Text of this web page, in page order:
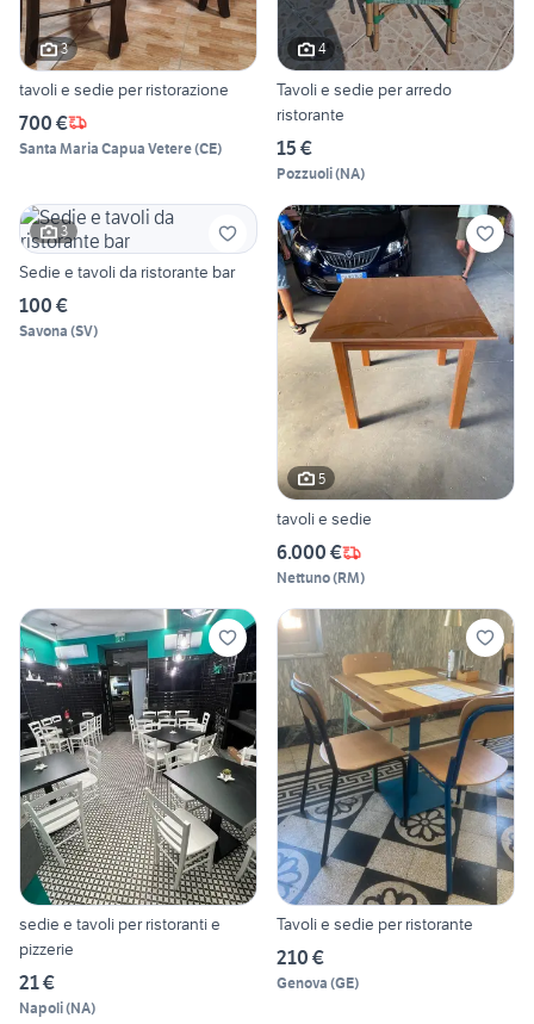
3
tavoli e sedie per ristorazione
700 €
Santa Maria Capua Vetere(CE)
4
Tavoli e sedie per arredo
ristorante
15 €
Pozzuoli(NA)
3
Sedie e tavoli da ristorante bar
100 €
Savona (SV)
5
tavoli e sedie
6.000 €
Nettuno(RM)
sedie e tavoli per ristoranti e
pizzerie
21 €
Napoli(NA)
Tavoli e sedie per ristorante
210 €
Genova (GE)